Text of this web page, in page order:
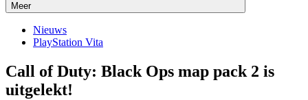
Meer
Nieuws
PlayStation Vita
Call of Duty: Black Ops map pack 2 is
uitgelekt!